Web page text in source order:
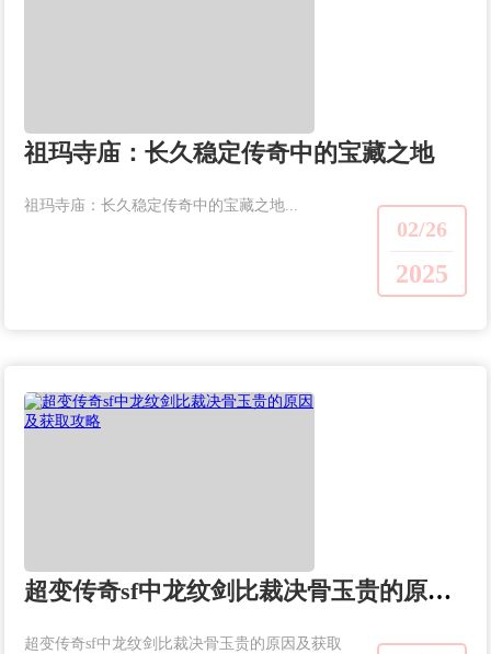
祖玛寺庙：长久稳定传奇中的宝藏之地
02/26
2025
祖玛寺庙：长久稳定传奇中的宝藏之地...
超变传奇sf中龙纹剑比裁决骨玉贵的原因及获取攻略
超变传奇sf中龙纹剑比裁决骨玉贵的原因及获取